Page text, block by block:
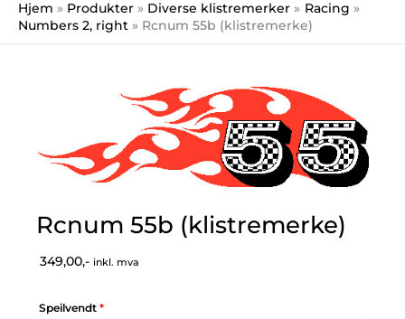
Hjem Produkter Diverse klistremerker
Racing
Numbers 2, right
Rcnum 55b (klistremerke)
Rcnum 55b (klistremerke)
349,00,- inkl. mva
Speilvendt *